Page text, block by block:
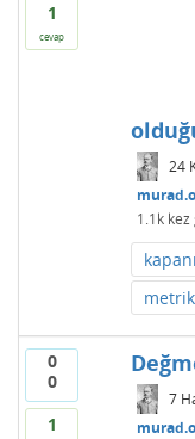
1
cevap
24
1.1kkez
0
0
1
7